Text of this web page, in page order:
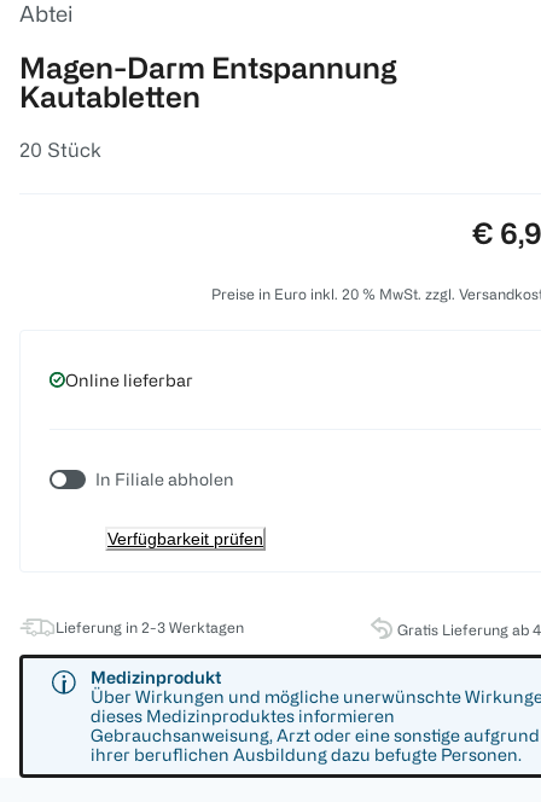
Abtei
Magen-Darm Entspannung
Kautabletten
20 Stück
€
Preise in Euro inkl. 20 % MwSt. zzgl.
Online lieferbar
In Filiale abholen
Verfügbarkeit prüfen
Lieferung in 2-3 Werktagen Gratis Lieferung ab
Medizinprodukt
Über Wirkungen und mögliche unerwünschte
dieses Medizinproduktes informieren
Gebrauchsanweisung, Arzt oder eine sonstige aufgrund
ihrer beruflichen Ausbildung dazu befugte Personen.